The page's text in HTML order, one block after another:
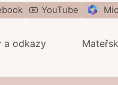
YouTube
a odkazy